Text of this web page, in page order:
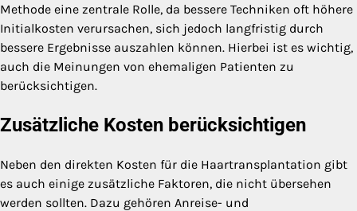
Methode eine zentrale Rolle, da bessere Techniken oft höhere
Initialkosten verursachen, sich jedoch langfristig durch
bessere Ergebnisse auszahlen können. Hierbei ist es wichtig,
auch die Meinungen von ehemaligen Patienten zu
berücksichtigen.
Zusätzliche Kosten berücksichtigen
Neben den direkten Kosten für die Haartransplantation gibt
es auch einige zusätzliche Faktoren, die nicht übersehen
werden sollten. Dazu gehören Anreise- und